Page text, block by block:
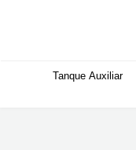
Tanque Auxiliar